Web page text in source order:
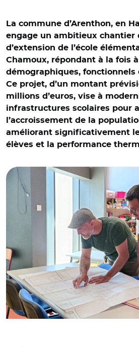
La commune d’Arenthon, en
engage un ambitieux chantier
d’extension de l’école
Chamoux, répondant à la fois
démographiques, fonctionnels
Ce projet, d’un montant
millions d’euros, vise à
infrastructures scolaires pour
l’accroissement de la
améliorant significativement
élèves et la performance